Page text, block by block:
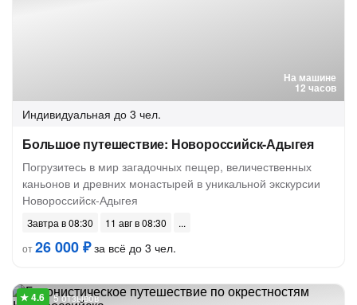
На машине
12 часов
Индивидуальная до 3 чел.
Большое путешествие: Новороссийск-Адыгея
Погрузитесь в мир загадочных пещер, величественных
каньонов и древних монастырей в уникальной экскурсии
Новороссийск-Адыгея
Завтра в 08:30
11 авг в 08:30
от26 000 ₽за всё до 3 чел.
5 отзывов